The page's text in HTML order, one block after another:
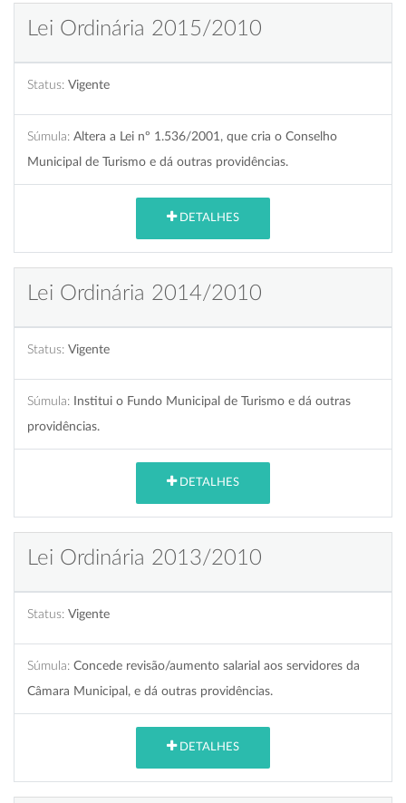
Lei Ordinária 2015/2010
Status: Vigente
Súmula: Altera a Lei nº 1.536/2001, que cria o Conselho
Municipal de Turismo e dá outras providências.
DETALHES
Lei Ordinária 2014/2010
Status: Vigente
Súmula: Institui o Fundo Municipal de Turismo e dá outras
providências.
DETALHES
Lei Ordinária 2013/2010
Status: Vigente
Súmula: Concede revisão/aumento salarial aos servidores da
Câmara Municipal, e dá outras providências.
DETALHES